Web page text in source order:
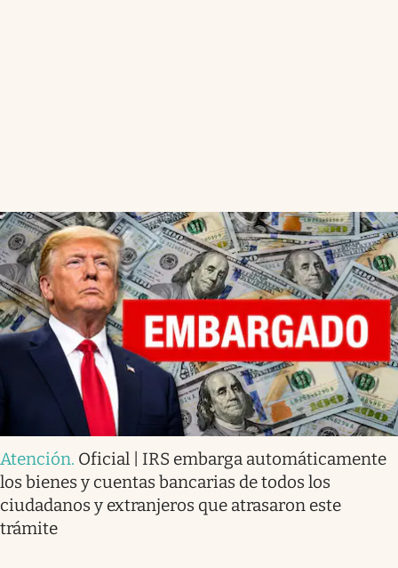
Atención. Oficial | IRS embarga automáticamente
los bienes y cuentas bancarias de todos los
ciudadanos y extranjeros que atrasaron este
trámite